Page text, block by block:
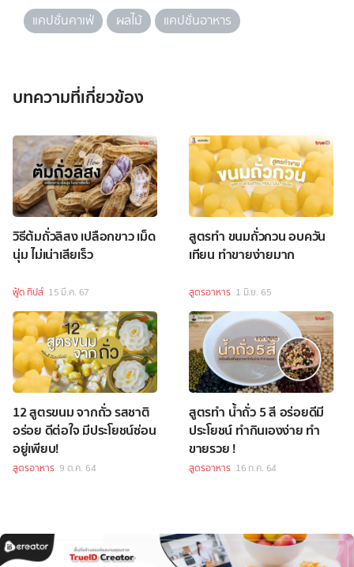
แคปชั่นคาเฟ่
ผลไม้ แคปชั่นอาหาร
บทความที่เกี่ยวข้อง
วิธีต้มถั่วลิสง เปลือกขาว เม็ด
นุ่ม ไม่เน่าเสียเร็ว
ฟู้ด ทิปส์ 15 มี.ค. 67
สูตรทำ ขนมถั่วกวน อบควัน
เทียน ทำขายง่ายมาก
สูตรอาหาร 1 มิ.ย. 65
12 สูตรขนม จากถั่ว รสชาติ
อร่อย ดีต่อใจ มีประโยชน์ซ่อน
อยู่เพียบ!
สูตรอาหาร 9 ต.ค. 64
สูตรทำ น้ำถั่ว 5 สี อร่อยดีมี
ประโยชน์ ทำกินเองง่าย ทำ
ขายรวย !
สูตรอาหาร 16 ก.ค. 64